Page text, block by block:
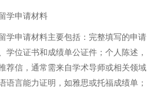
学申请材料
学申请材料主要包括：完整填写的申请
学位证书和成绩单公证件；个人陈述，
荐信，通常需来自学术导师或相关领域
语言能力证明，如雅思或托福成绩单；